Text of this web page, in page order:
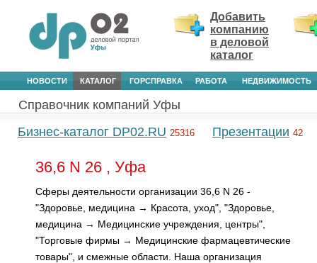
Добавить
компанию
в деловой
каталог
НОВОСТИ КАТАЛОГ ГОРСПРАВКА РАБОТА НЕДВИЖИМОСТЬ
Справочник компаний Уфы
Бизнес-каталог DP02.RU 25316 Презентации 42
36,6 N 26 , Уфа
Сферы деятельности организации 36,6 N 26 -
"Здоровье, медицина → Красота, уход", "Здоровье,
медицина → Медицинские учреждения, центры",
"Торговые фирмы → Медицинские фармацевтические
товары", и смежные области. Наша организация